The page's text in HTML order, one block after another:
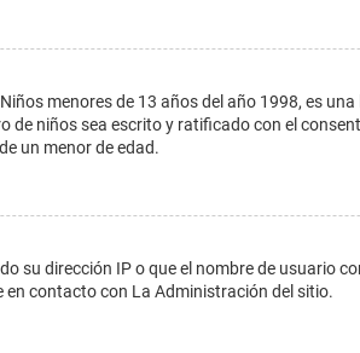
menores de 13 años del año 1998, es
de niños sea escrito y ratificado con el
un menor de edad.
su dirección IP o que el nombre de usuario
contacto con La Administración del sitio.